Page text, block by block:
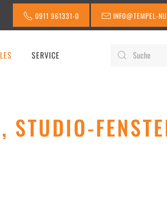
0911 961331-0 INFO@TEMPEL-
SERVICE
STUDIO-